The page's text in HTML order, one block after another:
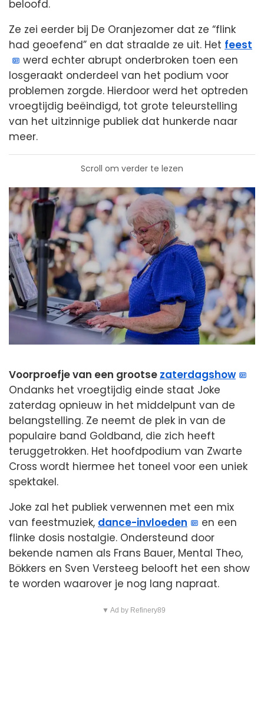
beloofd.
Ze zei eerder bij De Oranjezomer dat ze “flink
had geoefend” en dat straalde ze uit. Het feest
werd echter abrupt onderbroken toen een
losgeraakt onderdeel van het podium voor
problemen zorgde. Hierdoor werd het optreden
vroegtijdig beëindigd, tot grote teleurstelling
van het uitzinnige publiek dat hunkerde naar
meer.
Scroll om verder te lezen
Voorproefje van een grootse zaterdagshow
Ondanks het vroegtijdig einde staat Joke
zaterdag opnieuw in het middelpunt van de
belangstelling. Ze neemt de plek in van de
populaire band Goldband, die zich heeft
teruggetrokken. Het hoofdpodium van Zwarte
Cross wordt hiermee het toneel voor een uniek
spektakel.
Joke zal het publiek verwennen met een mix
van feestmuziek, dance-invloeden
en een
flinke dosis nostalgie. Ondersteund door
bekende namen als Frans Bauer, Mental Theo,
Bökkers en Sven Versteeg belooft het een show
te worden waarover je nog lang napraat.
▼ Ad by Refinery89